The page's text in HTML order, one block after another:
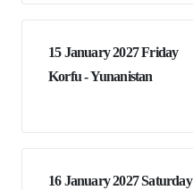
15 January 2027 Friday
Korfu - Yunanistan
16 January 2027 Saturday